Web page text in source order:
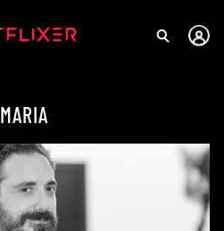
MARIA